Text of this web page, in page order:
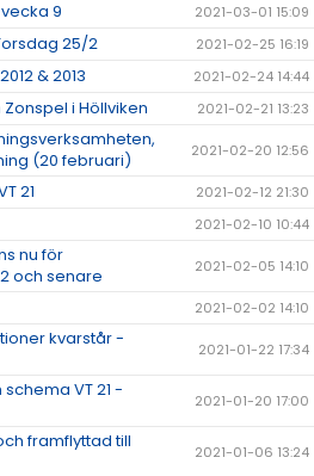
9 2021-03-01 15:09
25/2 2021-02-25 16:19
& 2013 2021-02-24 14:44
i Höllviken 2021-02-21 13:23
(20 februari)
2021-02-20 12:56
21 2021-02-12 21:30
2021-02-10 10:44
nu för
och senare
2021-02-05 14:10
2021-02-02 14:10
kvarstår -
2021-01-22 17:34
VT 21 -
2021-01-20 17:00
framflyttad till
2021-01-06 13:24